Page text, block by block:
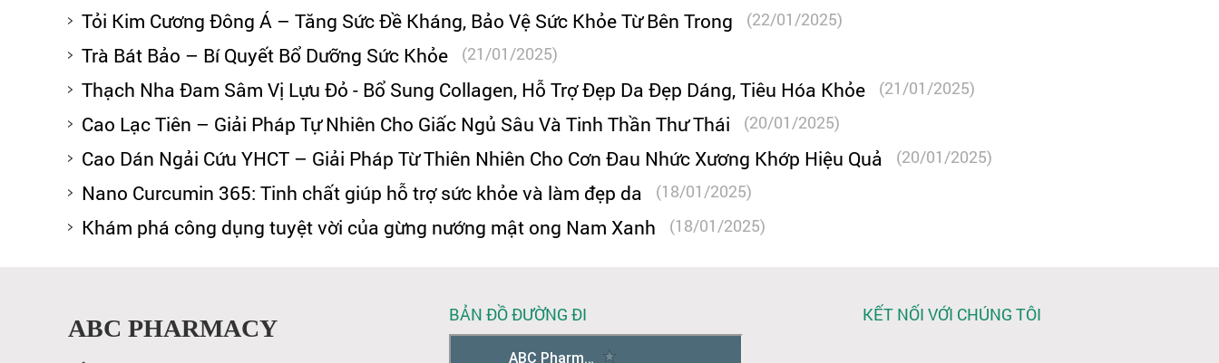
Tỏi Kim Cương Đông Á – Tăng Sức Đề Kháng, Bảo Vệ Sức Khỏe Từ Bên Trong (22/01/2025)
Trà Bát Bảo – Bí Quyết Bổ Dưỡng Sức Khỏe (21/01/2025)
Thạch Nha Đam Sâm Vị Lựu Đỏ - Bổ Sung Collagen, Hỗ Trợ Đẹp Da Đẹp Dáng, Tiêu Hóa Khỏe (21/01/2025)
Cao Lạc Tiên – Giải Pháp Tự Nhiên Cho Giấc Ngủ Sâu Và Tinh Thần Thư Thái (20/01/2025)
Cao Dán Ngải Cứu YHCT – Giải Pháp Từ Thiên Nhiên Cho Cơn Đau Nhức Xương Khớp Hiệu Quả (20/01/2025)
Nano Curcumin 365: Tinh chất giúp hỗ trợ sức khỏe và làm đẹp da (18/01/2025)
Khám phá công dụng tuyệt vời của gừng nướng mật ong Nam Xanh (18/01/2025)
ABC PHARMACY BẢN ĐỒ ĐƯỜNG ĐI KẾT NỐI VỚI CHÚNG TÔI